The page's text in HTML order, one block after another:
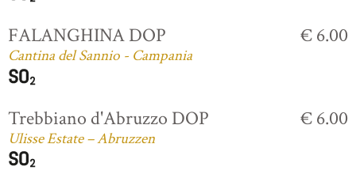
FALANGHINA DOP
Cantina del Sannio - Campania
€ 6.00
Trebbiano d'Abruzzo DOP
Ulisse Estate – Abruzzen
€ 6.00